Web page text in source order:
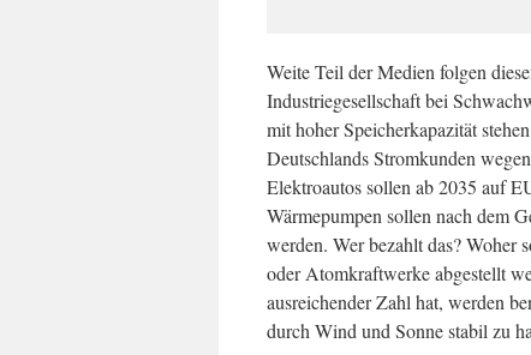
Weite Teil der Medien folgen
Industriegesellschaft bei
mit hoher Speicherkapazität
Deutschlands Stromkunden
Elektroautos sollen ab 2035 auf
Wärmepumpen sollen nach dem
werden. Wer bezahlt das? Woher
oder Atomkraftwerke abgestellt
ausreichender Zahl hat, werden
durch Wind und Sonne stabil zu